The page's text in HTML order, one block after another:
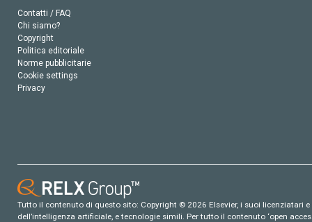
Contatti / FAQ
Chi siamo?
Copyright
Politica editoriale
Norme pubblicitarie
Cookie settings
Privacy
Tutto il contenuto di questo sito: Copyright © 2026 Elsevier, i suoi
dell’intelligenza artificiale, e tecnologie simili. Per tutto il contenuto ‘open